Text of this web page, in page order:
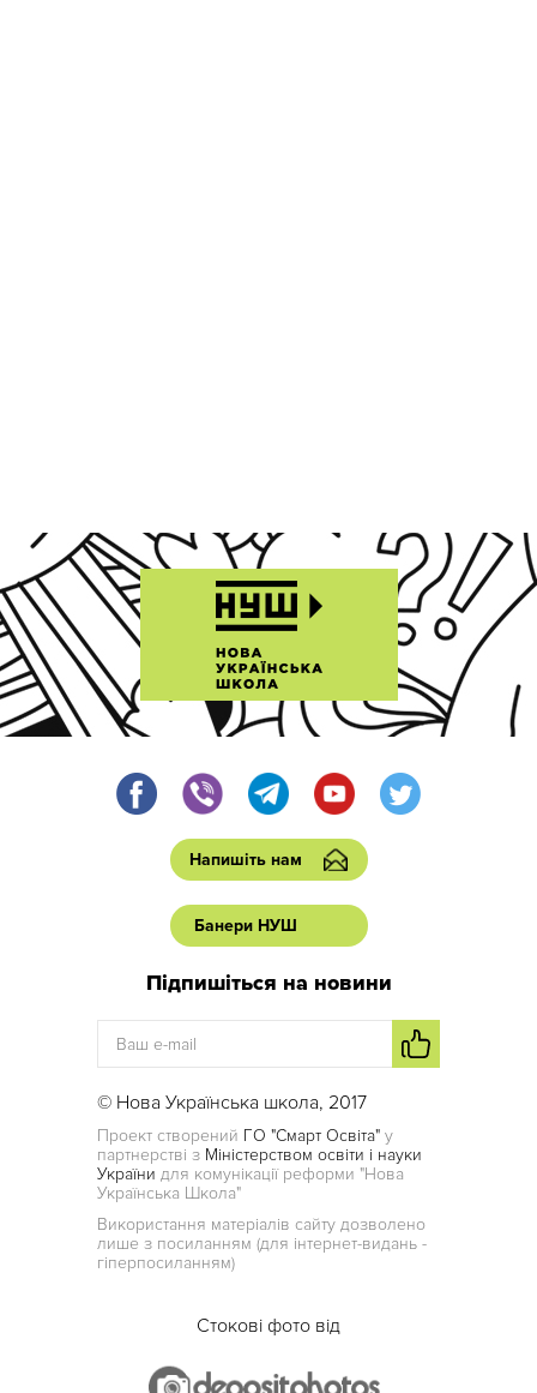
Напишіть нам
Банери НУШ
Підпишіться на новини
© Нова Українська школа, 2017
Проект створений ГО "Смарт Освіта" у
партнерстві з Міністерством освіти і науки
України для комунікації реформи "Нова
Українська Школа"
Використання матеріалів сайту дозволено
лише з посиланням (для інтернет-видань -
гіперпосиланням)
Стокові фото від